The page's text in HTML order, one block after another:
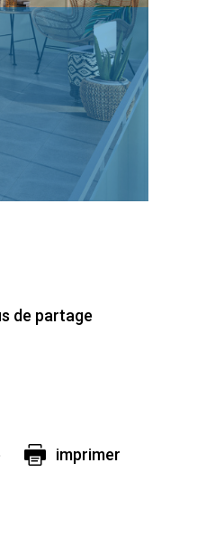
de partage
imprimer